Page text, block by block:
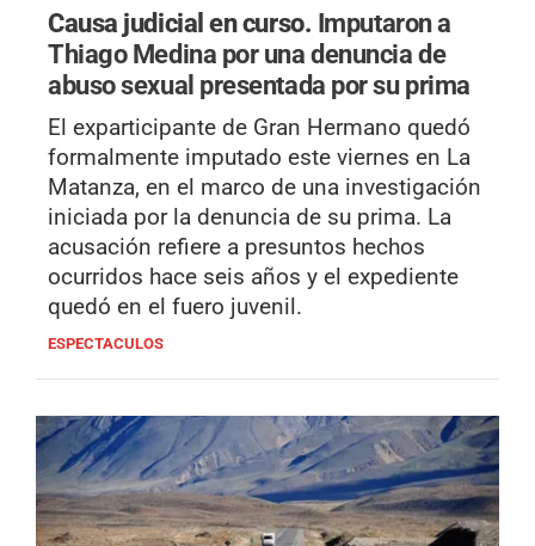
Causa judicial en curso. Imputaron a
Thiago Medina por una denuncia de
abuso sexual presentada por su prima
El exparticipante de Gran Hermano quedó
formalmente imputado este viernes en La
Matanza, en el marco de una investigación
iniciada por la denuncia de su prima. La
acusación refiere a presuntos hechos
ocurridos hace seis años y el expediente
quedó en el fuero juvenil.
ESPECTACULOS